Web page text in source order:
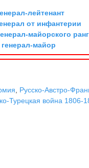
лейтенант
от инфантерии
майорского
майор
Русско-Австро-
Турецкая война 1806-